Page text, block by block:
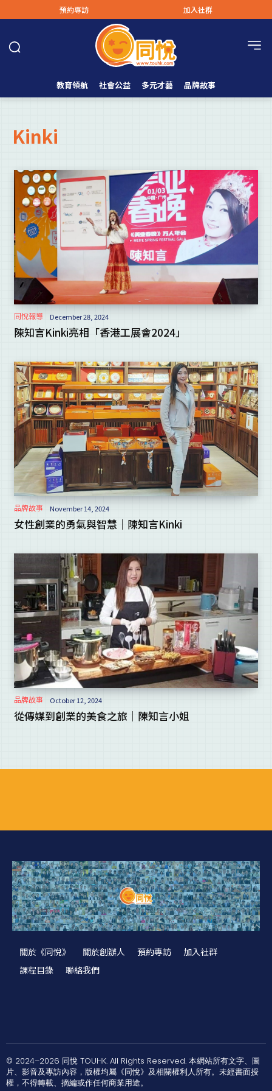
預約專訪 加入社群
教育領航 社會公益 多元才藝 品牌故事
Kinki
同悅報導 December 28, 2024
陳知言Kinki亮相「香港工展會2024」
品牌故事 November 14, 2024
女性創業的勇氣與智慧｜陳知言Kinki
品牌故事 October 12, 2024
從傳媒到創業的美食之旅｜陳知言小姐
關於《同悅》 關於創辦人 預約專訪
加入社群
課程目錄
聯絡我們
© 2024–2026 同悅 TOUHK. All Rights Reserved. 本網站所有文字、圖
片、影音及專訪內容，版權均屬《同悅》及相關權利人所有。未經書面授
權，不得轉載、摘編或作任何商業用途。